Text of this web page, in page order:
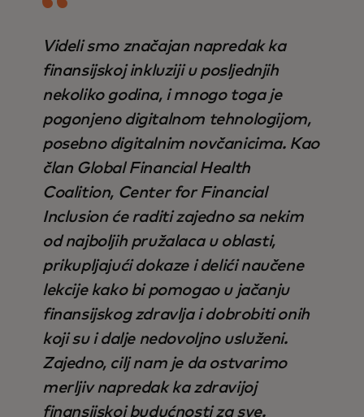
Videli smo značajan napredak ka
finansijskoj inkluziji u posljednjih
nekoliko godina, i mnogo toga je
pogonjeno digitalnom tehnologijom,
posebno digitalnim novčanicima. Kao
član Global Financial Health
Coalition, Center for Financial
Inclusion će raditi zajedno sa nekim
od najboljih pružalaca u oblasti,
prikupljajući dokaze i delići naučene
lekcije kako bi pomogao u jačanju
finansijskog zdravlja i dobrobiti onih
koji su i dalje nedovoljno usluženi.
Zajedno, cilj nam je da ostvarimo
merljiv napredak ka zdravijoj
finansijskoj budućnosti za sve.